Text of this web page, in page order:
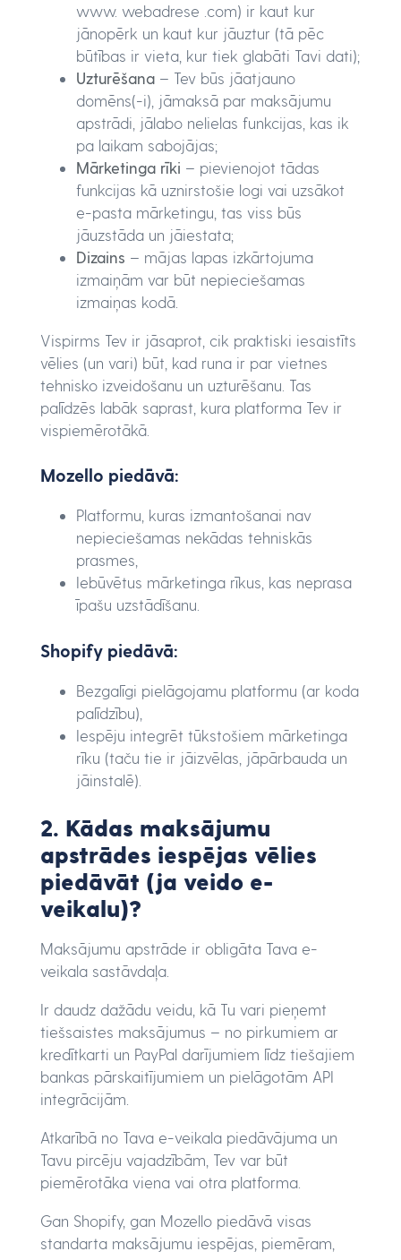
www. webadrese .com) ir kaut kur
jānopērk un kaut kur jāuztur (tā pēc
būtības ir vieta, kur tiek glabāti Tavi dati);
Uzturēšana – Tev būs jāatjauno
domēns(-i), jāmaksā par maksājumu
apstrādi, jālabo nelielas funkcijas, kas ik
pa laikam sabojājas;
Mārketinga rīki – pievienojot tādas
funkcijas kā uznirstošie logi vai uzsākot
e-pasta mārketingu, tas viss būs
jāuzstāda un jāiestata;
Dizains – mājas lapas izkārtojuma
izmaiņām var būt nepieciešamas
izmaiņas kodā.
Vispirms Tev ir jāsaprot, cik praktiski iesaistīts
vēlies (un vari) būt, kad runa ir par vietnes
tehnisko izveidošanu un uzturēšanu. Tas
palīdzēs labāk saprast, kura platforma Tev ir
vispiemērotākā.
Mozello piedāvā:
Platformu, kuras izmantošanai nav
nepieciešamas nekādas tehniskās
prasmes,
Iebūvētus mārketinga rīkus, kas neprasa
īpašu uzstādīšanu.
Shopify piedāvā:
Bezgalīgi pielāgojamu platformu (ar koda
palīdzību),
Iespēju integrēt tūkstošiem mārketinga
rīku (taču tie ir jāizvēlas, jāpārbauda un
jāinstalē).
2. Kādas maksājumu
apstrādes iespējas vēlies
piedāvāt (ja veido e-
veikalu)?
Maksājumu apstrāde ir obligāta Tava e-
veikala sastāvdaļa.
Ir daudz dažādu veidu, kā Tu vari pieņemt
tiešsaistes maksājumus – no pirkumiem ar
kredītkarti un PayPal darījumiem līdz tiešajiem
bankas pārskaitījumiem un pielāgotām API
integrācijām.
Atkarībā no Tava e-veikala piedāvājuma un
Tavu pircēju vajadzībām, Tev var būt
piemērotāka viena vai otra platforma.
Gan Shopify, gan Mozello piedāvā visas
standarta maksājumu iespējas, piemēram,